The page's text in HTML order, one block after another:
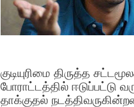
குடியுரிமை திருத்த
போராட்டத்தில் ஈடுப்பட்டு
தாக்குதல்